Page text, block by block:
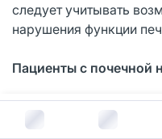
В
следует учитывать
нарушения функции
Пациенты с почечной
Не рекомендуется
пациентов с